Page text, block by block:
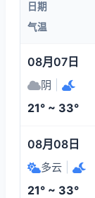
02:00
24°
1-3
12:00
30°
1-3
日期
气温
08月07日
阴
21° ~ 33°
08月08日
多云
21° ~ 33°